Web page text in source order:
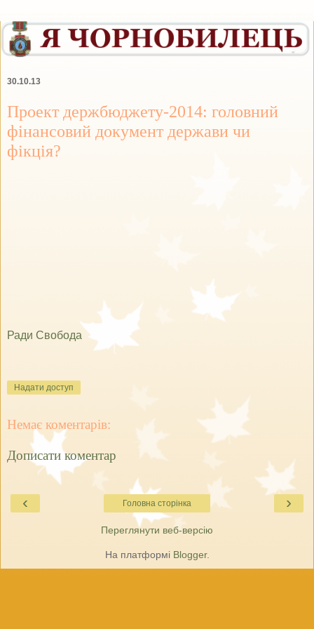
30.10.13
Проект держбюджету-2014: головний
фінансовий документ держави чи
фікція?
Ради Свобода
Надати доступ
Немає коментарів:
Дописати коментар
‹ ›
Головна сторінка
Переглянути веб-версію
На платформі Blogger.